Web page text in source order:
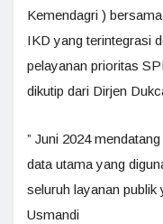
Kemendagri )
IKD yang terintegrasi
pelayanan prioritas
dikutip dari Dirjen
” Juni 2024
data utama yang
seluruh layanan publik
Usmandi